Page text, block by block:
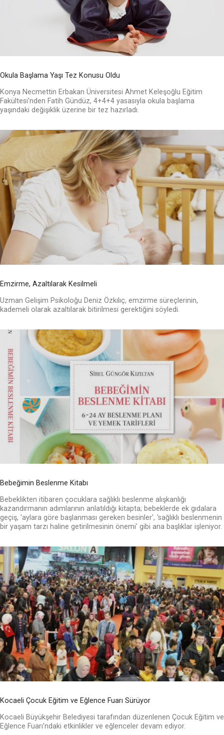
Okula Başlama Yaşı Tez Konusu Oldu
Konya Necmettin Erbakan Üniversitesi Ahmet Keleşoğlu Eğitim
Fakültesi'nden Fatih Gündüz, 4+4+4 yasasıyla okula başlama
yaşındaki değişiklik üzerine bir tez hazırladı.
Emzirme, Azaltılarak Kesilmeli
Uzman Gelişim Psikoloğu Deniz Özkılıç, emzirme süreçlerinin,
kademeli olarak azaltılarak bitirilmesi gerektiğini söyledi.
Bebeğimin Beslenme Kitabı
Bebeklikten itibaren çocuklara sağlıklı beslenme alışkanlığı
kazandırmanın adımlarının anlatıldığı kitapta; bebeklerde ek gıdalara
geçiş, 'aylara göre başlanması gereken besinler', 'sağlıklı beslenmenin
bir yaşam tarzı haline getirilmesinin önemi' gibi ana başlıklar işleniyor.
Kocaeli Çocuk Eğitim ve Eğlence Fuarı Sürüyor
Kocaeli Büyükşehir Belediyesi tarafından düzenlenen Çocuk Eğitim ve
Eğlence Fuarı'ndaki etkinlikler ve eğlenceler devam ediyor.